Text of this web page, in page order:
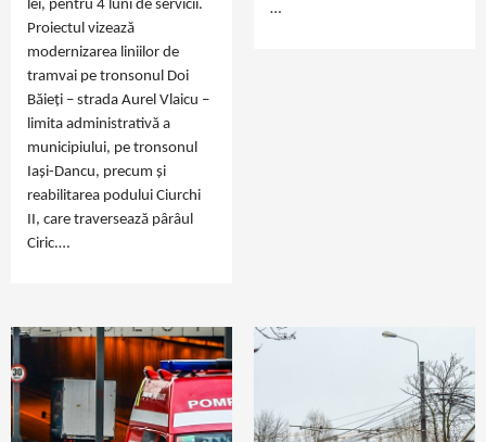
lei, pentru 4 luni de servicii.
Proiectul vizează
modernizarea liniilor de
tramvai pe tronsonul Doi
Băieți – strada Aurel Vlaicu –
limita administrativă a
municipiului, pe tronsonul
Iași-Dancu, precum și
reabilitarea podului Ciurchi
II, care traversează pârâul
Ciric.…
…